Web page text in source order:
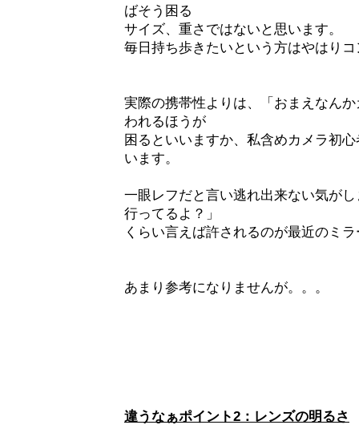
ばそう困る
サイズ、重さではないと思います。
毎日持ち歩きたいという方はやはり
実際の携帯性よりは、「おまえなん
われるほうが
困るといいますか、私含めカメラ初
います。
一眼レフだと言い逃れ出来ない気が
行ってるよ？」
くらい言えば許されるのが最近のミ
あまり参考になりませんが。。。
違うなぁポイント2：レンズの明るさ